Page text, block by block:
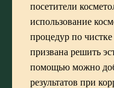
посетители
использование
процедур по
призвана решить
помощью можно
результатов при